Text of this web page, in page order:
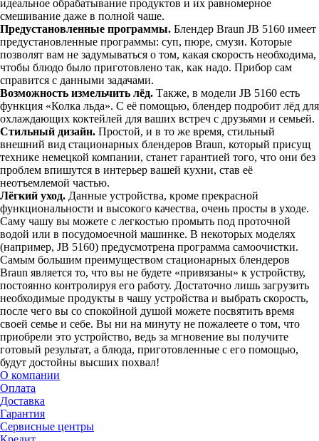
идеальное обрабатывание продуктов и их равномерное
смешивание даже в полной чаше.
Предустановленные программы. Блендер Braun JB 5160 имеет
предустановленные программы: суп, пюре, смузи. Которые
позволят вам не задумываться о том, какая скорость необходима,
чтобы блюдо было приготовлено так, как надо. Прибор сам
справится с данными задачами.
Возможность измельчить лёд. Также, в модели JB 5160 есть
функция «Колка льда». С её помощью, блендер подробит лёд для
охлаждающих коктейлей для ваших встреч с друзьями и семьей.
Стильный дизайн. Простой, и в то же время, стильный
внешний вид стационарных блендеров Braun, который присущ
технике немецкой компании, станет гарантией того, что они без
проблем впишутся в интерьер вашей кухни, став её
неотъемлемой частью.
Лёгкий уход. Данные устройства, кроме прекрасной
функциональности и высокого качества, очень просты в уходе.
Саму чашу вы можете с легкостью промыть под проточной
водой или в посудомоечной машинке. В некоторых моделях
(например, JB 5160) предусмотрена программа самоочистки.
Самым большим преимуществом стационарных блендеров
Braun является то, что вы не будете «привязаны» к устройству,
постоянно контролируя его работу. Достаточно лишь загрузить
необходимые продукты в чашу устройства и выбрать скорость,
после чего вы со спокойной душой можете посвятить время
своей семье и себе. Вы ни на минуту не пожалеете о том, что
приобрели это устройство, ведь за мгновение вы получите
готовый результат, а блюда, приготовленные с его помощью,
будут достойны высших похвал!
О компании
Оплата
Доставка
Гарантия
Сервисные центры